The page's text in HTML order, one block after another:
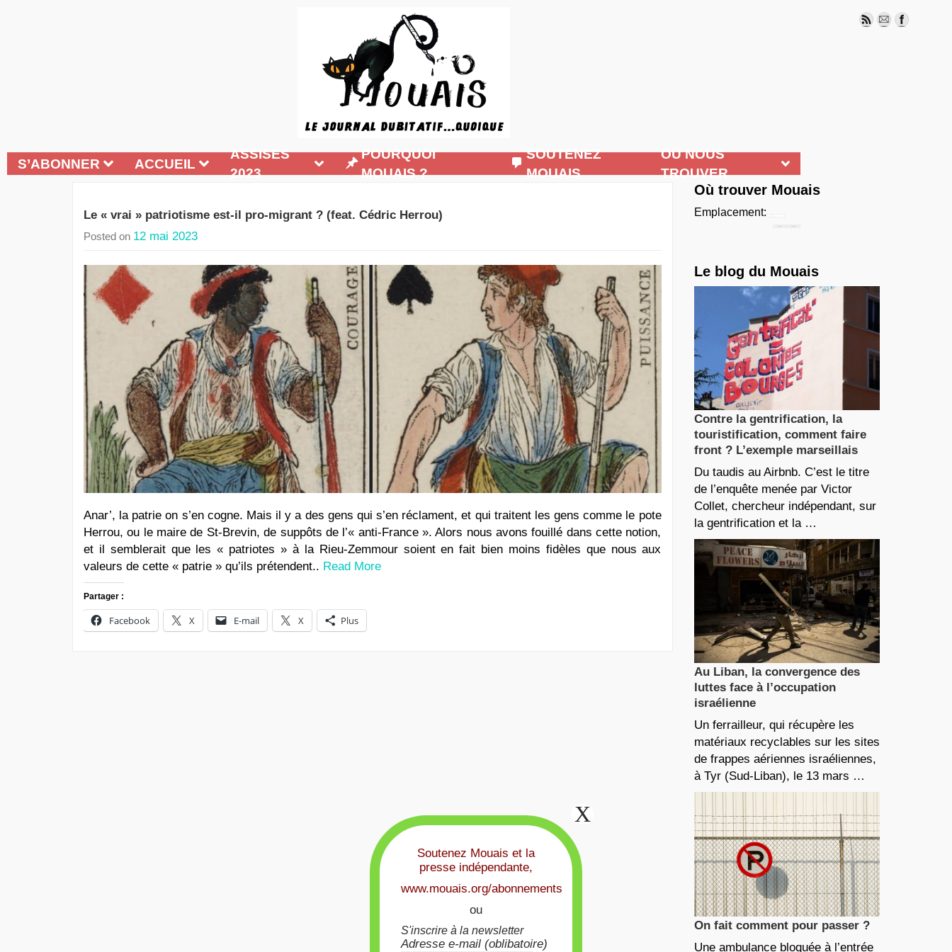
S’ABONNER ACCUEIL
ASSISES
2023
POURQUOI
MOUAIS ?
SOUTENEZ
MOUAIS
OÙ NOUS
TROUVER
Le « vrai » patriotisme est-il pro-migrant ? (feat. Cédric Herrou)
Posted on 12 mai 2023
Anar’, la patrie on s’en cogne. Mais il y a des gens qui s’en réclament, et qui traitent les gens comme le pote
Herrou, ou le maire de St-Brevin, de suppôts de l’« anti-France ». Alors nous avons fouillé dans cette notion,
et il semblerait que les « patriotes » à la Rieu-Zemmour soient en fait bien moins fidèles que nous aux
valeurs de cette « patrie » qu’ils prétendent.. Read More
Partager :
Facebook X E-mail X Plus
Où trouver Mouais
Emplacement:
Le blog du Mouais
Contre la gentrification, la
touristification, comment faire
front ? L’exemple marseillais
Du taudis au Airbnb. C’est le titre
de l’enquête menée par Victor
Collet, chercheur indépendant, sur
la gentrification et la …
Au Liban, la convergence des
luttes face à l’occupation
israélienne
Un ferrailleur, qui récupère les
matériaux recyclables sur les sites
de frappes aériennes israéliennes,
à Tyr (Sud-Liban), le 13 mars …
On fait comment pour passer ?
Une ambulance bloquée à l’entrée
Soutenez Mouais et la
presse indépendante,
www.mouais.org/abonnements
ou
S'inscrire à la newsletter
Adresse e-mail (oblibatoire)